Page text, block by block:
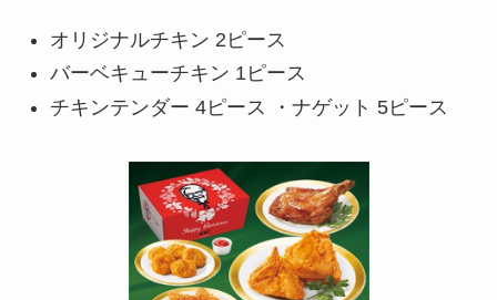
オリジナルチキン 2ピース
バーベキューチキン 1ピース
チキンテンダー 4ピース ・ナゲット 5ピース